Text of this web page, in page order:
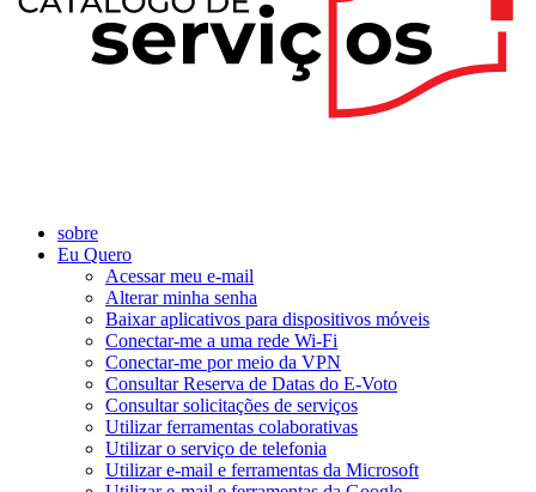
sobre
Eu Quero
Acessar meu e-mail
Alterar minha senha
Baixar aplicativos para dispositivos móveis
Conectar-me a uma rede Wi-Fi
Conectar-me por meio da VPN
Consultar Reserva de Datas do E-Voto
Consultar solicitações de serviços
Utilizar ferramentas colaborativas
Utilizar o serviço de telefonia
Utilizar e-mail e ferramentas da Microsoft